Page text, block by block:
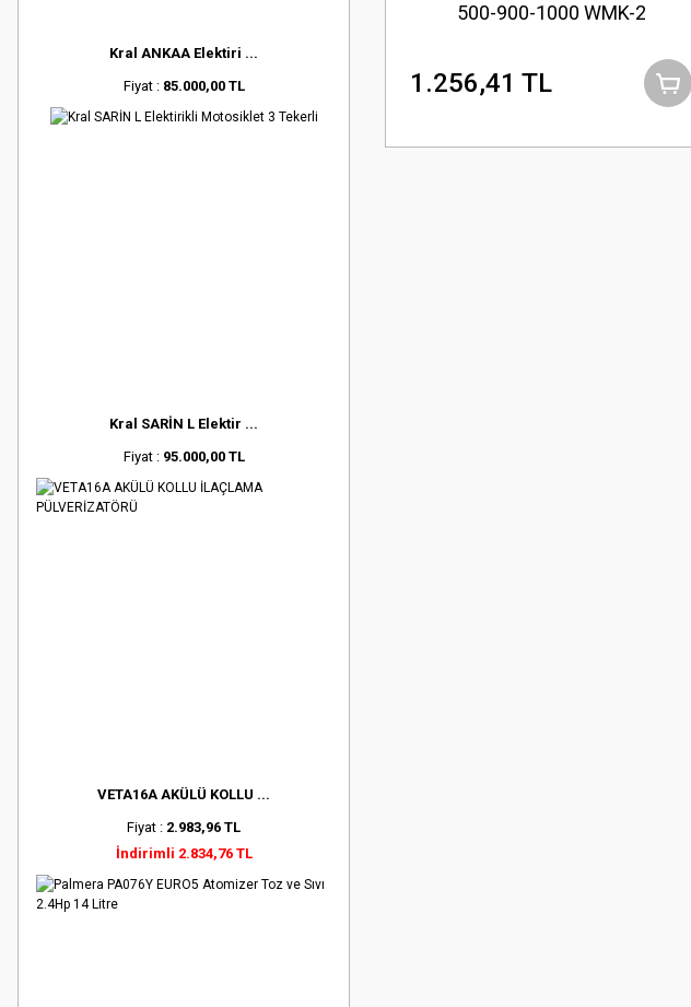
Kral ANKAA Elektiri ...
Fiyat : 85.000,00 TL
Kral SARİN L Elektir ...
Fiyat : 95.000,00 TL
VETA16A AKÜLÜ KOLLU ...
Fiyat : 2.983,96 TL
İndirimli 2.834,76 TL
500-900-1000 WMK-2
1.256,41 TL